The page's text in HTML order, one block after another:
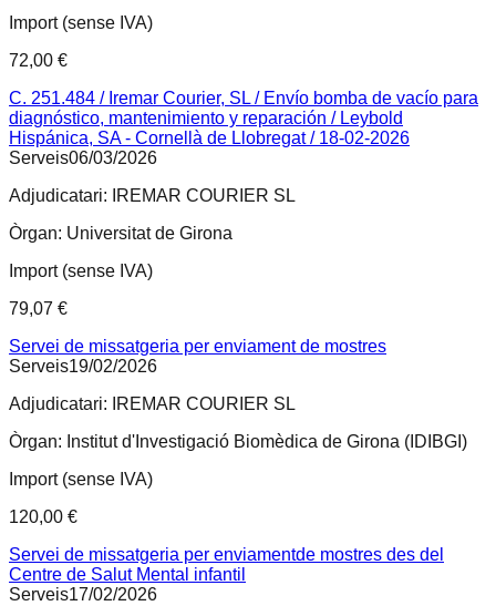
Import (sense IVA)
72,00 €
C. 251.484 / Iremar Courier, SL / Envío bomba de vacío para
diagnóstico, mantenimiento y reparación / Leybold
Hispánica, SA - Cornellà de Llobregat / 18-02-2026
Serveis06/03/2026
Adjudicatari:
IREMAR COURIER SL
Òrgan: Universitat de Girona
Import (sense IVA)
79,07 €
Servei de missatgeria per enviament de mostres
Serveis19/02/2026
Adjudicatari:
IREMAR COURIER SL
Òrgan: Institut d'Investigació Biomèdica de Girona (IDIBGI)
Import (sense IVA)
120,00 €
Servei de missatgeria per enviamentde mostres des del
Centre de Salut Mental infantil
Serveis17/02/2026